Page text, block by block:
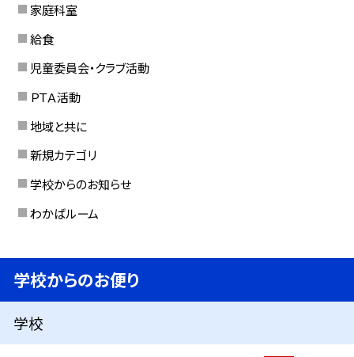
家庭科室
給食
児童委員会・クラブ活動
ＰＴＡ活動
地域と共に
新規カテゴリ
学校からのお知らせ
わかばルーム
学校からのお便り
学校